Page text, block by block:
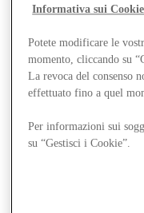
Informativa sui Cookie
Potete modificare le
momento, cliccando su
La revoca del consenso
effettuato fino a quel
Per informazioni sui
su “Gestisci i Cookie”.